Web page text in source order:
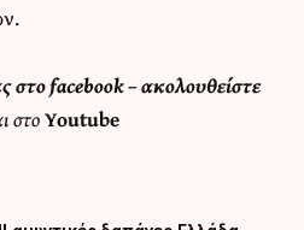
στο facebook– ακολουθείστε
στοYoutube